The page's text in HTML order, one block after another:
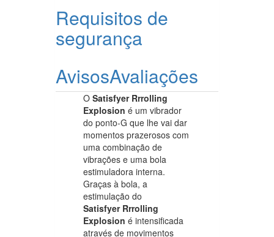
Requisitos de
segurança
AvisosAvaliações
O Satisfyer Rrrolling
Explosion é um vibrador
do ponto-G que lhe vai dar
momentos prazerosos com
uma combinação de
vibrações e uma bola
estimuladora interna.
Graças à bola, a
estimulação do
Satisfyer Rrrolling
Explosion é intensificada
através de movimentos